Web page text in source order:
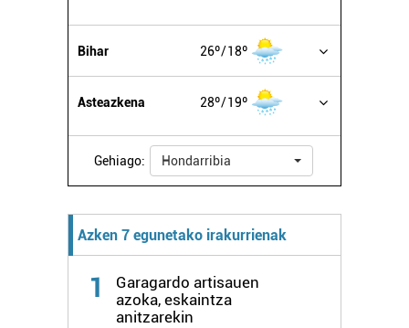
Bihar 26º 18º
Asteazkena 28º 19º
Gehiago: Hondarribia
Azken 7 egunetako irakurrienak
1
Garagardo artisauen
azoka, eskaintza
anitzarekin